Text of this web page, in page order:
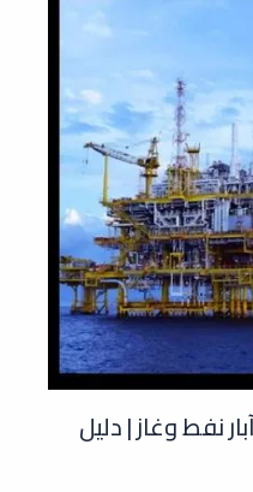
نفط وغاز | دليل